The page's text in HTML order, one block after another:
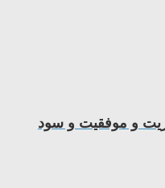
و موفقیت و سود